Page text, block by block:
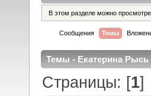
В этом разделе можно
Сообщения Темы
Темы - Екатерина Рысь
Страницы: [1]